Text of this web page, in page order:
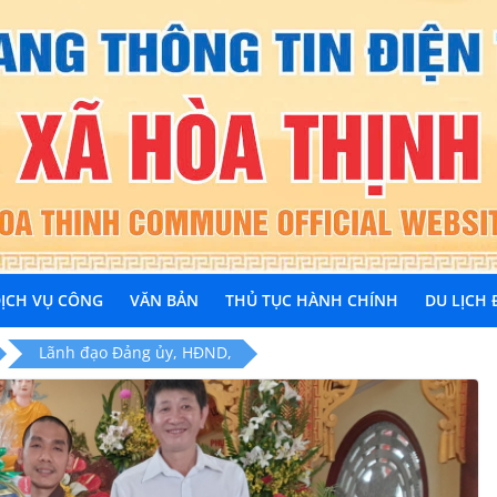
VỤ CÔNG VĂN BẢN THỦ TỤC HÀNH CHÍNH DU LỊCH
Lãnh đạo Đảng ủy, HĐND,